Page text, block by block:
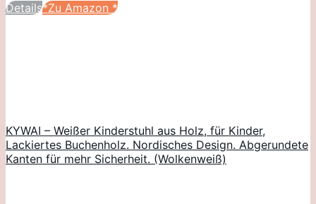
Details*Zu Amazon *
KYWAI – Weißer Kinderstuhl aus Holz, für Kinder,
Lackiertes Buchenholz. Nordisches Design. Abgerundete
Kanten für mehr Sicherheit. (Wolkenweiß)